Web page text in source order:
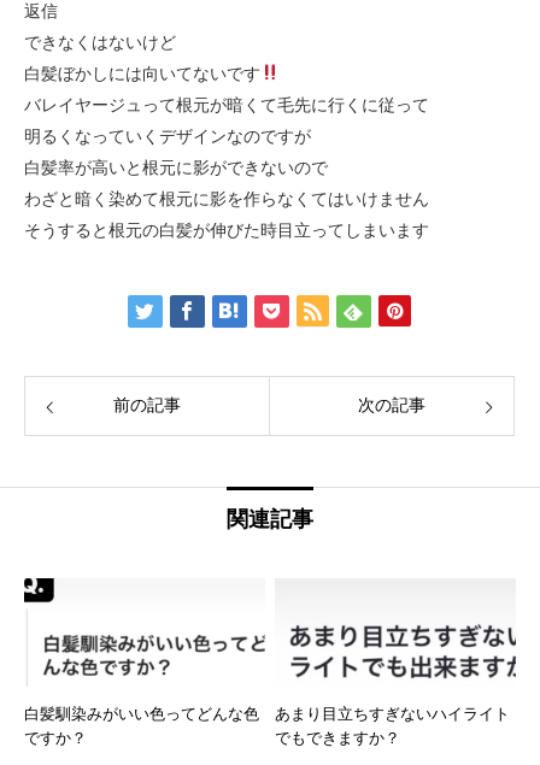
返信
できなくはないけど
白髪ぼかしには向いてないです
バレイヤージュって根元が暗くて毛先に行くに従って
明るくなっていくデザインなのですが
白髪率が高いと根元に影ができないので
わざと暗く染めて根元に影を作らなくてはいけません
そうすると根元の白髪が伸びた時目立ってしまいます
前の記事 次の記事
関連記事
白髪馴染みがいい色ってどんな色
ですか？
あまり目立ちすぎないハイライト
でもできますか？